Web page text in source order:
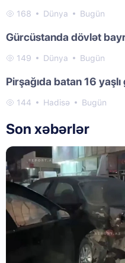
168 Dünya Bugün
Gürcüstanda dövlət
149 Dünya Bugün
Pirşağıda batan 16
144 Hadisə Bugün
Son xəbərlər